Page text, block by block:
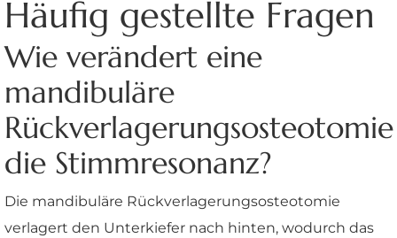
Häufig gestellte Fragen
Wie verändert eine
mandibuläre
Rückverlagerungsosteotomie
die Stimmresonanz?
Die mandibuläre Rückverlagerungsosteotomie
verlagert den Unterkiefer nach hinten, wodurch das